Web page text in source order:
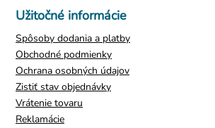
Užitočné informácie
Spôsoby dodania a platby
Obchodné podmienky
Ochrana osobných údajov
Zistiť stav objednávky
Vrátenie tovaru
Reklamácie